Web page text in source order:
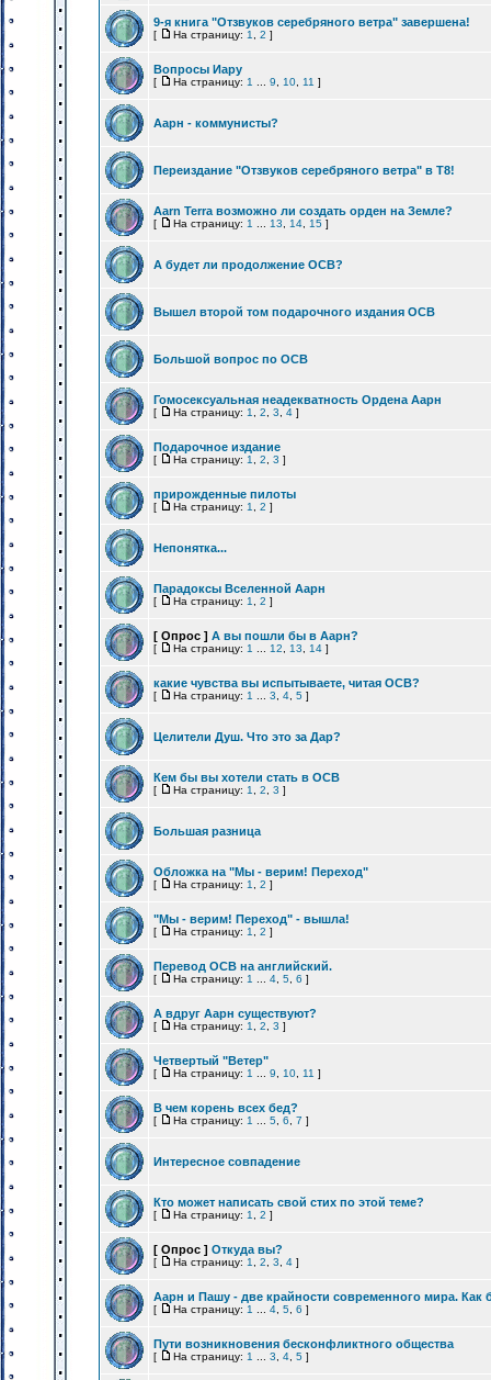
9-я книга "Отзвуков серебряного ветра" завершена!
[ На страницу: 1 2 ]
Вопросы Иару
[ На страницу: 1 9 10 11 ]
Аарн - коммунисты?
Переиздание "Отзвуков серебряного ветра" в Т8!
Aarn Terra возможно ли создать орден на Земле?
[ На страницу: 1 13 14 15 ]
А будет ли продолжение ОСВ?
Вышел второй том подарочного издания ОСВ
Большой вопрос по ОСВ
Гомосексуальная неадекватность Ордена Аарн
[ На страницу: 1 2 3 4 ]
Подарочное издание
[ На страницу: 1 2 3 ]
прирожденные пилоты
[ На страницу: 1 2 ]
Непонятка...
Парадоксы Вселенной Аарн
[ На страницу: 1 2 ]
[ Опрос ] А вы пошли бы в Аарн?
[ На страницу: 1 12 13 14 ]
какие чувства вы испытываете, читая ОСВ?
[ На страницу: 1 3 4 5 ]
Целители Душ. Что это за Дар?
Кем бы вы хотели стать в ОСВ
[ На страницу: 1 2 3 ]
Большая разница
Обложка на "Мы - верим! Переход"
[ На страницу: 1 2 ]
"Мы - верим! Переход" - вышла!
[ На страницу: 1 2 ]
Перевод ОСВ на английский.
[ На страницу: 1 4 5 6 ]
А вдруг Аарн существуют?
[ На страницу: 1 2 3 ]
Четвертый "Ветер"
[ На страницу: 1 9 10 11 ]
В чем корень всех бед?
[ На страницу: 1 5 6 7 ]
Интересное совпадение
Кто может написать свой стих по этой теме?
[ На страницу: 1 2 ]
[ Опрос ] Откуда вы?
[ На страницу: 1 2 3 4 ]
Аарн и Пашу - две крайности современного мира. Как
[ На страницу: 1 4 5 6 ]
Пути возникновения бесконфликтного общества
[ На страницу: 1 3 4 5 ]